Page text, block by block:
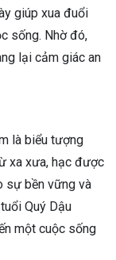
giúp xua đuổi
sống. Nhờ đó,
lại cảm giác an
là biểu tượng
xa xưa, hạc được
sự bền vững và
Quý Dậu
một cuộc sống